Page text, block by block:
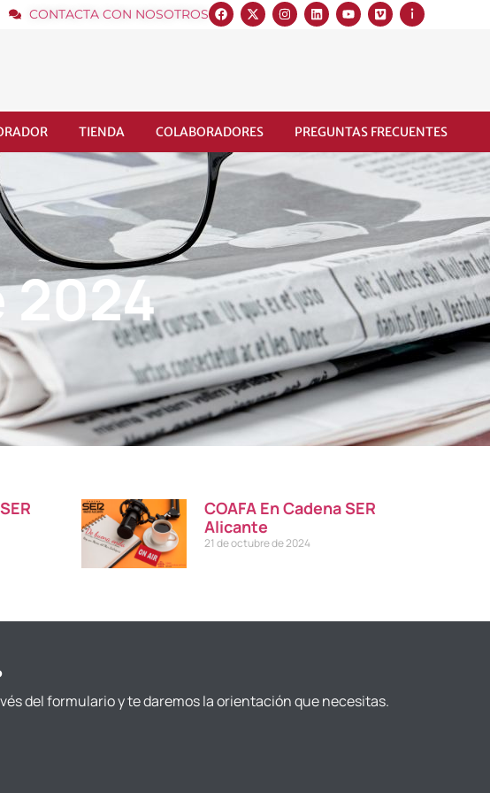
CONTACTA CON NOSOTROS
TIENDA COLABORADORES PREGUNTAS FRECUENTES
2024
COAFA En Cadena SER
Alicante
21 de octubre de 2024
del formulario y te daremos la orientación que necesitas.